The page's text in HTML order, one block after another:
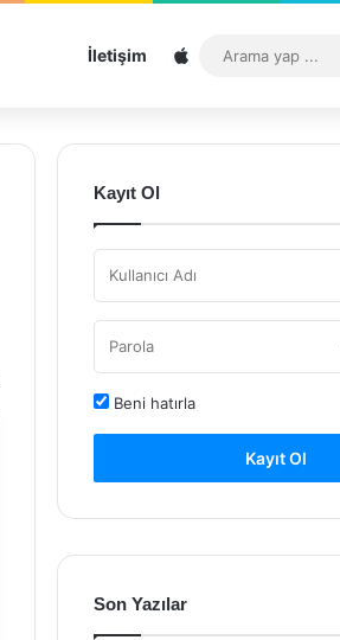
İletişim Sitemap
Kayıt Ol
Beni hatırla
Kayıt Ol
Son Yazılar